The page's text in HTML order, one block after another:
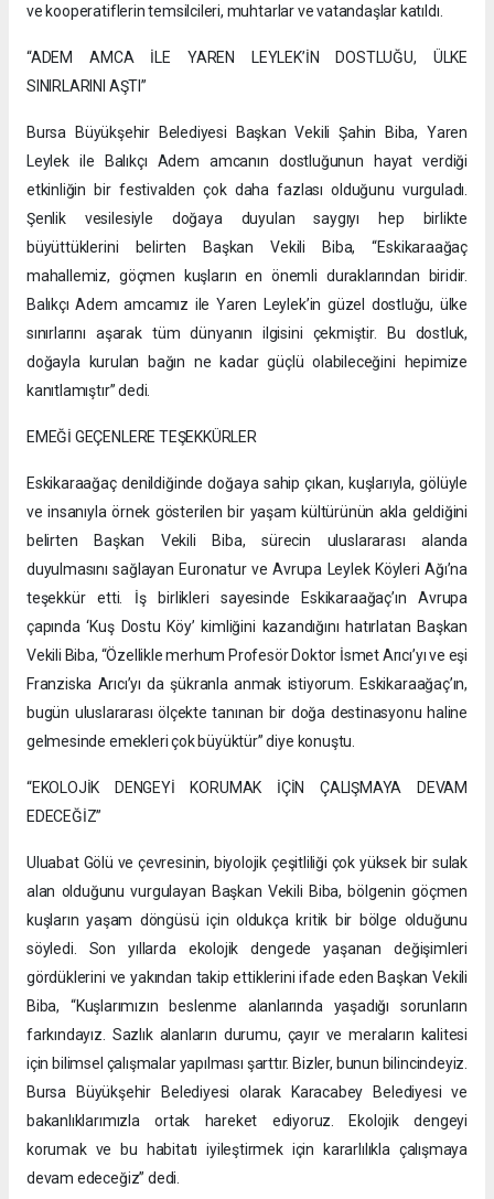
ve kooperatiflerin temsilcileri, muhtarlar ve vatandaşlar katıldı.
“ADEM AMCA İLE YAREN LEYLEK’İN DOSTLUĞU, ÜLKE
SINIRLARINI AŞTI”
Bursa Büyükşehir Belediyesi Başkan Vekili Şahin Biba, Yaren
Leylek ile Balıkçı Adem amcanın dostluğunun hayat verdiği
etkinliğin bir festivalden çok daha fazlası olduğunu vurguladı.
Şenlik vesilesiyle doğaya duyulan saygıyı hep birlikte
büyüttüklerini belirten Başkan Vekili Biba, “Eskikaraağaç
mahallemiz, göçmen kuşların en önemli duraklarından biridir.
Balıkçı Adem amcamız ile Yaren Leylek’in güzel dostluğu, ülke
sınırlarını aşarak tüm dünyanın ilgisini çekmiştir. Bu dostluk,
doğayla kurulan bağın ne kadar güçlü olabileceğini hepimize
kanıtlamıştır” dedi.
EMEĞİ GEÇENLERE TEŞEKKÜRLER
Eskikaraağaç denildiğinde doğaya sahip çıkan, kuşlarıyla, gölüyle
ve insanıyla örnek gösterilen bir yaşam kültürünün akla geldiğini
belirten Başkan Vekili Biba, sürecin uluslararası alanda
duyulmasını sağlayan Euronatur ve Avrupa Leylek Köyleri Ağı’na
teşekkür etti. İş birlikleri sayesinde Eskikaraağaç’ın Avrupa
çapında ‘Kuş Dostu Köy’ kimliğini kazandığını hatırlatan Başkan
Vekili Biba, “Özellikle merhum Profesör Doktor İsmet Arıcı’yı ve eşi
Franziska Arıcı’yı da şükranla anmak istiyorum. Eskikaraağaç’ın,
bugün uluslararası ölçekte tanınan bir doğa destinasyonu haline
gelmesinde emekleri çok büyüktür” diye konuştu.
“EKOLOJİK DENGEYİ KORUMAK İÇİN ÇALIŞMAYA DEVAM
EDECEĞİZ”
Uluabat Gölü ve çevresinin, biyolojik çeşitliliği çok yüksek bir sulak
alan olduğunu vurgulayan Başkan Vekili Biba, bölgenin göçmen
kuşların yaşam döngüsü için oldukça kritik bir bölge olduğunu
söyledi. Son yıllarda ekolojik dengede yaşanan değişimleri
gördüklerini ve yakından takip ettiklerini ifade eden Başkan Vekili
Biba, “Kuşlarımızın beslenme alanlarında yaşadığı sorunların
farkındayız. Sazlık alanların durumu, çayır ve meraların kalitesi
için bilimsel çalışmalar yapılması şarttır. Bizler, bunun bilincindeyiz.
Bursa Büyükşehir Belediyesi olarak Karacabey Belediyesi ve
bakanlıklarımızla ortak hareket ediyoruz. Ekolojik dengeyi
korumak ve bu habitatı iyileştirmek için kararlılıkla çalışmaya
devam edeceğiz” dedi.